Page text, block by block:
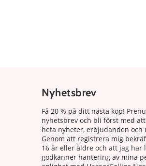
Nyhetsbrev
Få 20 % på ditt nästa köp!
nyhetsbrev och bli först med
heta nyheter, erbjudanden och
Genom att registrera mig
16 år eller äldre och att jag har
godkänner hantering av mina